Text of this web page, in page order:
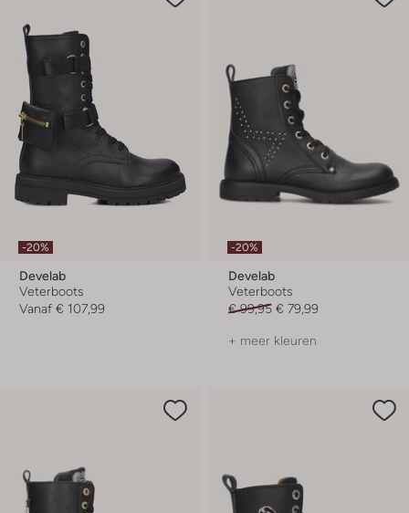
-20%
Develab
Veterboots
Vanaf € 107,99
-20%
Develab
Veterboots
€ 99,95 € 79,99
+ meer kleuren